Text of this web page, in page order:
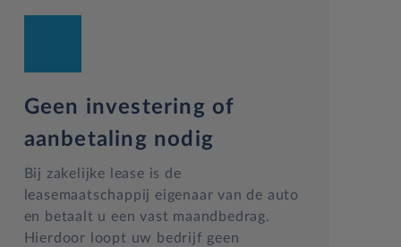
Geen investering of
aanbetaling nodig
Bij zakelijke lease is de
leasemaatschappij eigenaar van de auto
en betaalt u een vast maandbedrag.
Hierdoor loopt uw bedrijf geen